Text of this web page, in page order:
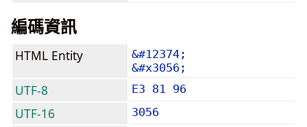
編碼資訊
HTML Entity
&#12374;
&#x3056;
UTF-8 E3 81 96
UTF-16 3056